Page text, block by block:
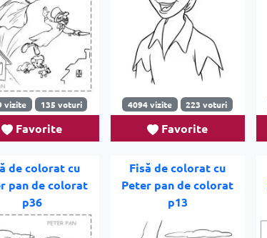
vizite 135 voturi
Favorite
4094 vizite 223 voturi
Favorite
de colorat cu
pan de colorat
p36
Fisă de colorat cu
Peter pan de colorat
p13